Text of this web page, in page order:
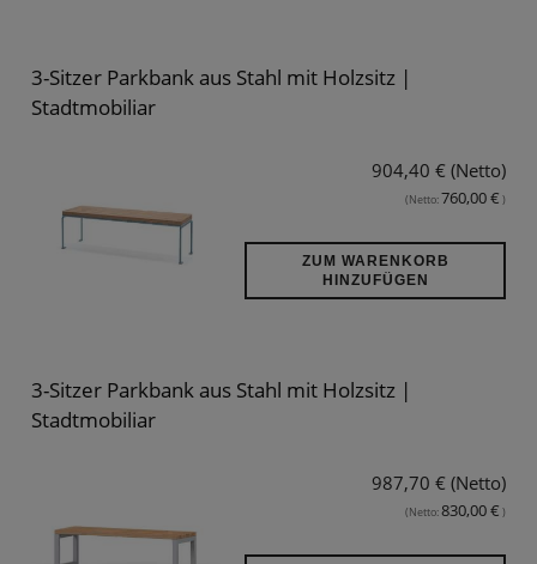
3-Sitzer Parkbank aus Stahl mit Holzsitz |
Stadtmobiliar
904,40 € (Netto)
(Netto:760,00 € )
ZUM WARENKORB
HINZUFÜGEN
3-Sitzer Parkbank aus Stahl mit Holzsitz |
Stadtmobiliar
987,70 € (Netto)
(Netto:830,00 € )